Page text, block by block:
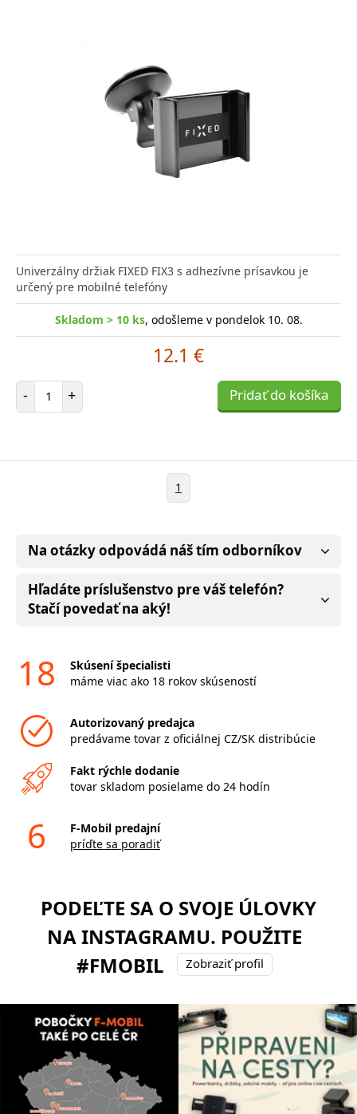
Univerzálny držiak FIXED FIX3 s adhezívne prísavkou je
určený pre mobilné telefóny
Skladom > 10 ks, odošleme v pondelok 10. 08.
12.1 €
- Počet položiek
+ Pridať do košíka
1
Na otázky odpovádá náš tím odborníkov
Hľadáte príslušenstvo pre váš telefón?
Stačí povedať na aký!
18
Skúsení špecialisti
máme viac ako 18 rokov skúseností
Autorizovaný predajca
predávame tovar z oficiálnej CZ/SK distribúcie
Fakt rýchle dodanie
tovar skladom posielame do 24 hodín
6
F-Mobil predajní
príďte sa poradiť
PODEĽTE SA O SVOJE ÚLOVKY
NA INSTAGRAMU. POUŽITE
#FMOBIL
Zobraziť profil